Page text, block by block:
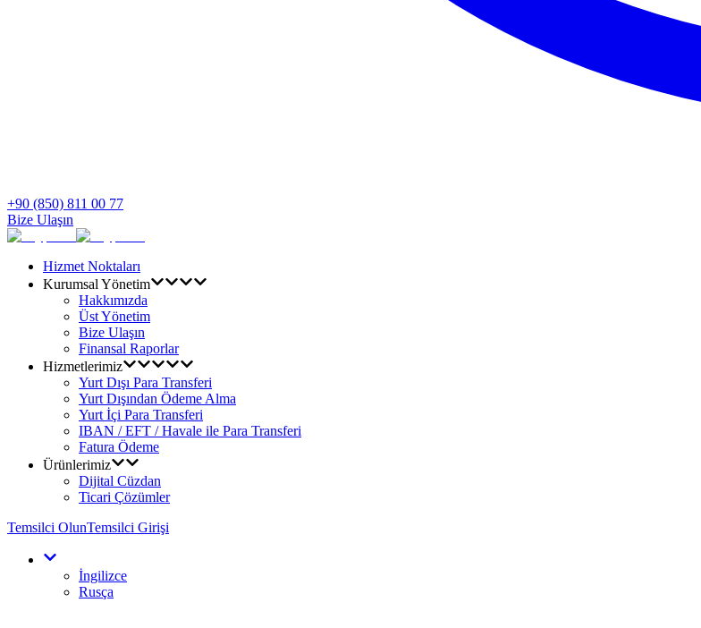
+90 (850) 811 00 77
Bize Ulaşın
Hizmet Noktaları
Kurumsal Yönetim
Hakkımızda
Üst Yönetim
Bize Ulaşın
Finansal Raporlar
Hizmetlerimiz
Yurt Dışı Para Transferi
Yurt Dışından Ödeme Alma
Yurt İçi Para Transferi
IBAN / EFT / Havale ile Para Transferi
Fatura Ödeme
Ürünlerimiz
Dijital Cüzdan
Ticari Çözümler
Temsilci OlunTemsilci Girişi
İngilizce
Rusça